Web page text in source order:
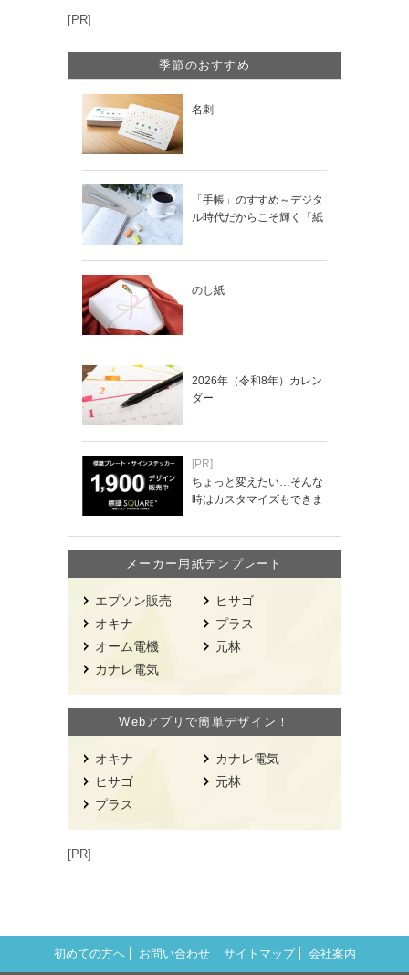
[PR]
季節のおすすめ
名刺
「手帳」のすすめ～デジタ
ル時代だからこそ輝く「紙
のし紙
2026年（令和8年）カレン
ダー
[PR]
ちょっと変えたい…そんな
時はカスタマイズもできま
メーカー用紙テンプレート
エプソン販売
オキナ
オーム電機
カナレ電気
ヒサゴ
プラス
元林
Webアプリで簡単デザイン！
オキナ
ヒサゴ
プラス
カナレ電気
元林
[PR]
初めての方へ お問い合わせ サイトマップ 会社案内